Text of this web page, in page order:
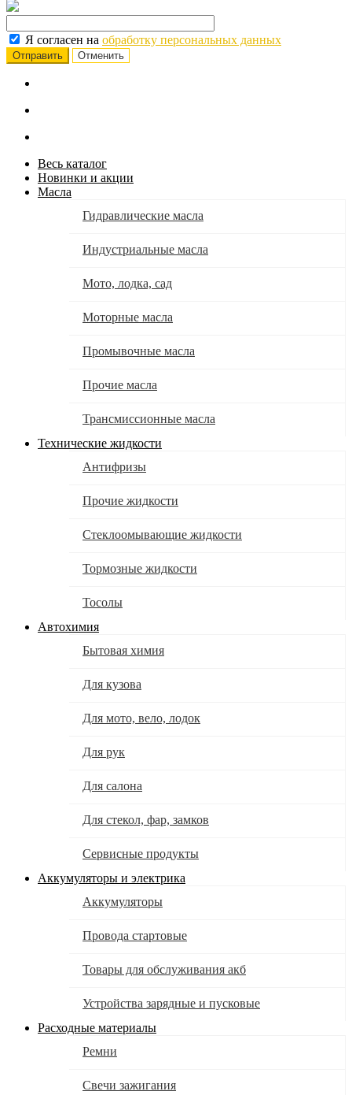
Я согласен на обработку персональных данных
Отменить
Весь каталог
Новинки и акции
Масла
Гидравлические масла
Индустриальные масла
Мото, лодка, сад
Моторные масла
Промывочные масла
Прочие масла
Трансмиссионные масла
Технические жидкости
Антифризы
Прочие жидкости
Стеклоомывающие жидкости
Тормозные жидкости
Тосолы
Автохимия
Бытовая химия
Для кузова
Для мото, вело, лодок
Для рук
Для салона
Для стекол, фар, замков
Сервисные продукты
Аккумуляторы и электрика
Аккумуляторы
Провода стартовые
Товары для обслуживания акб
Устройства зарядные и пусковые
Расходные материалы
Ремни
Свечи зажигания